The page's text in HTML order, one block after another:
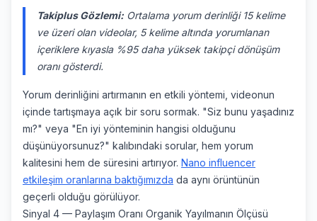
Takiplus Gözlemi: Ortalama yorum derinliği 15 kelime
ve üzeri olan videolar, 5 kelime altında yorumlanan
içeriklere kıyasla %95 daha yüksek takipçi dönüşüm
oranı gösterdi.
Yorum derinliğini artırmanın en etkili yöntemi, videonun
içinde tartışmaya açık bir soru sormak. "Siz bunu yaşadınız
mı?" veya "En iyi yönteminin hangisi olduğunu
düşünüyorsunuz?" kalıbındaki sorular, hem yorum
kalitesini hem de süresini artırıyor. Nano influencer
etkileşim oranlarına baktığımızda da aynı örüntünün
geçerli olduğu görülüyor.
Sinyal 4 — Paylaşım Oranı Organik Yayılmanın Ölçüsü